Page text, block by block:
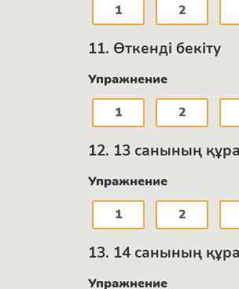
1
2
11. Өткенді бекіту
Упражнение
1
2
12. 13 санының
Упражнение
1
2
13. 14 санының
Упражнение